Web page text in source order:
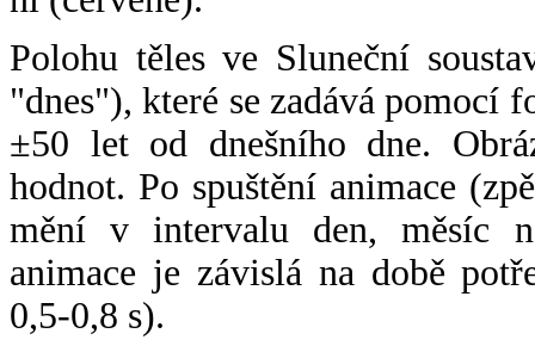
Polohu těles ve Sluneční
"dnes"), které se zadává pomocí
±50 let od dnešního dne.
hodnot. Po spuštění animace
mění v intervalu den, měsíc
animace je závislá na době
0,5-0,8 s).